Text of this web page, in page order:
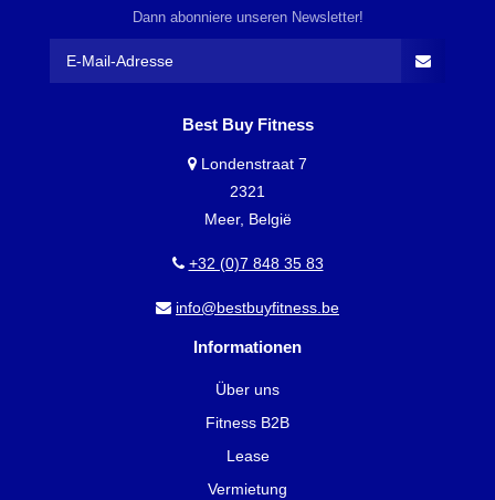
Dann abonniere unseren Newsletter!
Best Buy Fitness
Londenstraat 7
2321
Meer, België
+32 (0)7 848 35 83
info@bestbuyfitness.be
Informationen
Über uns
Fitness B2B
Lease
Vermietung